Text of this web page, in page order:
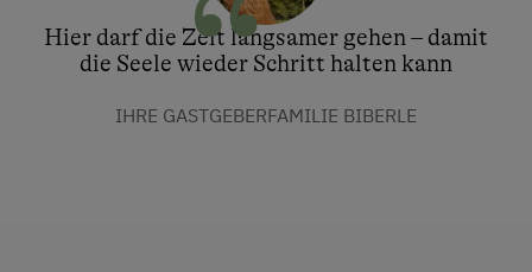
Hier darf die Zeit langsamer gehen – damit
die Seele wieder Schritt halten kann
IHRE GASTGEBERFAMILIE BIBERLE